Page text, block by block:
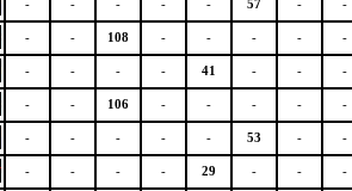
- - - - - 57 - -
- - 108 - - - - -
- - - - 41 - - -
- - 106 - - - - -
- - - - - 53 - -
- - - - 29 - - -